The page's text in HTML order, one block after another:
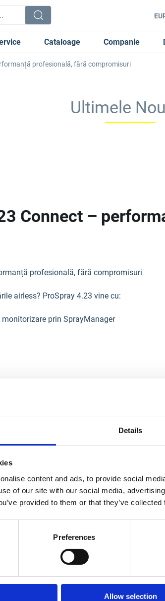
Details
content and ads, to provide social
of our site with our social media,
provided to them or that they’ve
Preferences
Allow selection
Cataloage Companie
profesională, fără compromisuri
Ultimele
Connect –
profesională, fără compromisuri
airless? ProSpray 4.23 vine cu:
prin SprayManager
de la lavabile și latex, până la adezivi și